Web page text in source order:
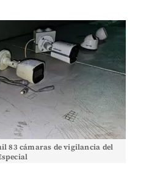
83 cámaras de vigilancia del